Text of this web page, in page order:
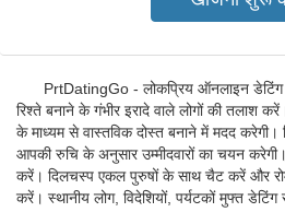
PrtDatingGo - लोकप्रिय ऑनलाइन
रिश्ते बनाने के गंभीर इरादे वाले लोगों की तलाश
के माध्यम से वास्तविक दोस्त बनाने में मदद करेगी।
आपकी रुचि के अनुसार उम्मीदवारों का चयन
करें। दिलचस्प एकल पुरुषों के साथ चैट करें और
करें। स्थानीय लोग, विदेशियों, पर्यटकों मुफ्त